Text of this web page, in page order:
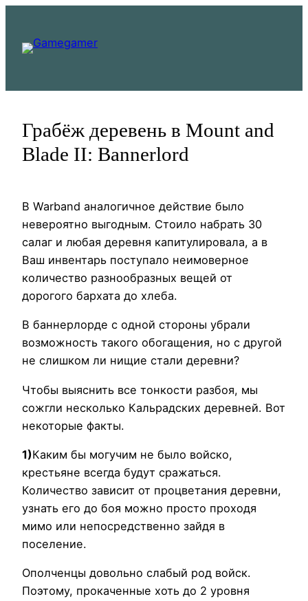
содержимому
Грабёж деревень в Mount and
Blade II: Bannerlord
В Warband аналогичное действие было
невероятно выгодным. Стоило набрать 30
салаг и любая деревня капитулировала, а в
Ваш инвентарь поступало неимоверное
количество разнообразных вещей от
дорогого бархата до хлеба.
В баннерлорде с одной стороны убрали
возможность такого обогащения, но с другой
не слишком ли нищие стали деревни?
Чтобы выяснить все тонкости разбоя, мы
сожгли несколько Кальрадских деревней. Вот
некоторые факты.
1)Каким бы могучим не было войско,
крестьяне всегда будут сражаться.
Количество зависит от процветания деревни,
узнать его до боя можно просто проходя
мимо или непосредственно зайдя в
поселение.
Ополченцы довольно слабый род войск.
Поэтому, прокаченные хоть до 2 уровня